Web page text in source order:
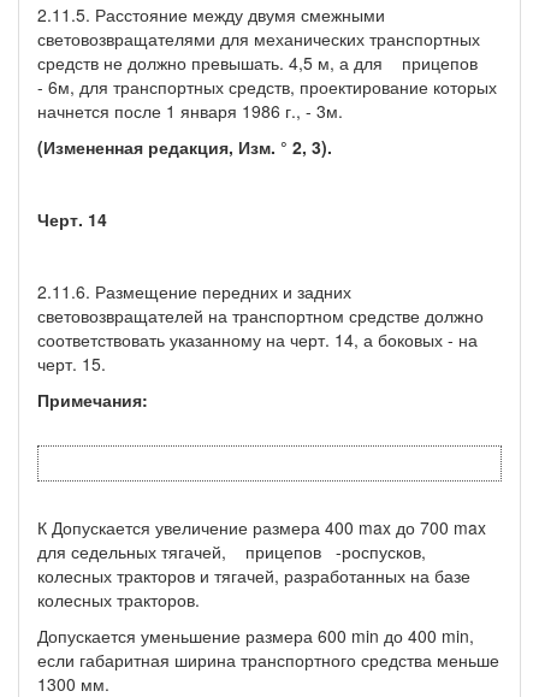
2.11.5. Расстояние между двумя смежными
световозвращателями для механических транспортных
средств не должно превышать. 4,5 м, а для прицепов
- 6м, для транспортных средств, проектирование которых
начнется после 1 января 1986 г., - 3м.
(Измененная редакция, Изм. ° 2, 3).
Черт. 14
2.11.6. Размещение передних и задних
световозвращателей на транспортном средстве должно
соответствовать указанному на черт. 14, а боковых - на
черт. 15.
Примечания:
К Допускается увеличение размера 400 max до 700 max
для седельных тягачей, прицепов -роспусков,
колесных тракторов и тягачей, разработанных на базе
колесных тракторов.
Допускается уменьшение размера 600 min до 400 min,
если габаритная ширина транспортного средства меньше
1300 мм.